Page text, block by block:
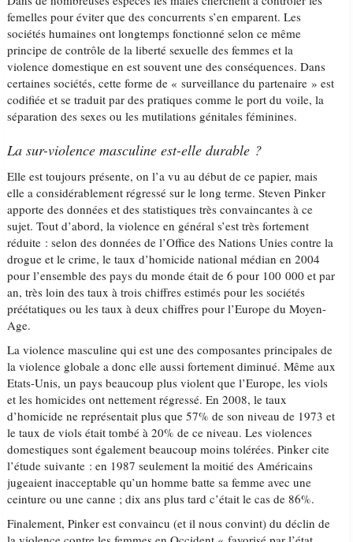
femelles pour éviter que des concurrents s’en emparent. Les
sociétés humaines ont longtemps fonctionné selon ce même
principe de contrôle de la liberté sexuelle des femmes et la
violence domestique en est souvent une des conséquences. Dans
certaines sociétés, cette forme de « surveillance du partenaire » est
codifiée et se traduit par des pratiques comme le port du voile, la
séparation des sexes ou les mutilations génitales féminines.
La sur-violence masculine est-elle durable ?
Elle est toujours présente, on l’a vu au début de ce papier, mais
elle a considérablement régressé sur le long terme. Steven Pinker
apporte des données et des statistiques très convaincantes à ce
sujet. Tout d’abord, la violence en général s’est très fortement
réduite : selon des données de l’Office des Nations Unies contre la
drogue et le crime, le taux d’homicide national médian en 2004
pour l’ensemble des pays du monde était de 6 pour 100 000 et par
an, très loin des taux à trois chiffres estimés pour les sociétés
préétatiques ou les taux à deux chiffres pour l’Europe du Moyen-
Age.
La violence masculine qui est une des composantes principales de
la violence globale a donc elle aussi fortement diminué. Même aux
Etats-Unis, un pays beaucoup plus violent que l’Europe, les viols
et les homicides ont nettement régressé. En 2008, le taux
d’homicide ne représentait plus que 57% de son niveau de 1973 et
le taux de viols était tombé à 20% de ce niveau. Les violences
domestiques sont également beaucoup moins tolérées. Pinker cite
l’étude suivante : en 1987 seulement la moitié des Américains
jugeaient inacceptable qu’un homme batte sa femme avec une
ceinture ou une canne ; dix ans plus tard c’était le cas de 86%.
Finalement, Pinker est convaincu (et il nous convint) du déclin de